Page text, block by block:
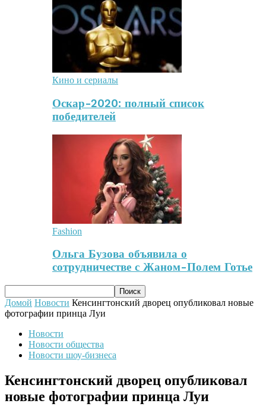
Кино и сериалы
Оскар-2020: полный список
победителей
Fashion
Ольга Бузова объявила о
сотрудничестве с Жаном-Полем Готье
Домой Новости Кенсингтонский дворец опубликовал новые
фотографии принца Луи
Новости
Новости общества
Новости шоу-бизнеса
Кенсингтонский дворец опубликовал
новые фотографии принца Луи